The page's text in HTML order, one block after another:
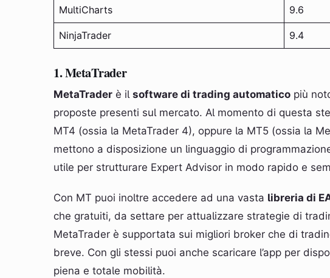
MultiCharts 9.6
NinjaTrader 9.4
1. MetaTrader
MetaTrader è il software di trading automatico più
proposte presenti sul mercato. Al momento di questa
MT4 (ossia la MetaTrader 4), oppure la MT5 (ossia la
mettono a disposizione un linguaggio di
utile per strutturare Expert Advisor in modo rapido e
Con MT puoi inoltre accedere ad una vasta libreria di
che gratuiti, da settare per attualizzare strategie di
MetaTrader è supportata sui migliori broker che di
breve. Con gli stessi puoi anche scaricare l’app per
piena e totale mobilità.